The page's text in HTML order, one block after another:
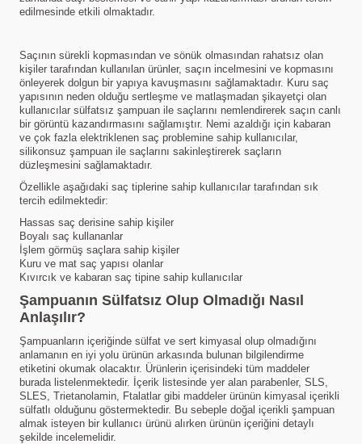
edilmesinde etkili olmaktadır.
Saçının sürekli kopmasından ve sönük olmasından rahatsız olan
kişiler tarafından kullanılan ürünler, saçın incelmesini ve kopmasını
önleyerek dolgun bir yapıya kavuşmasını sağlamaktadır. Kuru saç
yapısının neden olduğu sertleşme ve matlaşmadan şikayetçi olan
kullanıcılar sülfatsız şampuan ile saçlarını nemlendirerek saçın canlı
bir görüntü kazandırmasını sağlamıştır. Nemi azaldığı için kabaran
ve çok fazla elektriklenen saç problemine sahip kullanıcılar,
silikonsuz şampuan ile saçlarını sakinleştirerek saçların
düzleşmesini sağlamaktadır.
Özellikle aşağıdaki saç tiplerine sahip kullanıcılar tarafından sık
tercih edilmektedir:
Hassas saç derisine sahip kişiler
Boyalı saç kullananlar
İşlem görmüş saçlara sahip kişiler
Kuru ve mat saç yapısı olanlar
Kıvırcık ve kabaran saç tipine sahip kullanıcılar
Şampuanın Sülfatsız Olup Olmadığı Nasıl
Anlaşılır?
Şampuanların içeriğinde sülfat ve sert kimyasal olup olmadığını
anlamanın en iyi yolu ürünün arkasında bulunan bilgilendirme
etiketini okumak olacaktır. Ürünlerin içerisindeki tüm maddeler
burada listelenmektedir. İçerik listesinde yer alan parabenler, SLS,
SLES, Trietanolamin, Ftalatlar gibi maddeler ürünün kimyasal içerikli
sülfatlı olduğunu göstermektedir. Bu sebeple doğal içerikli şampuan
almak isteyen bir kullanıcı ürünü alırken ürünün içeriğini detaylı
şekilde incelemelidir.